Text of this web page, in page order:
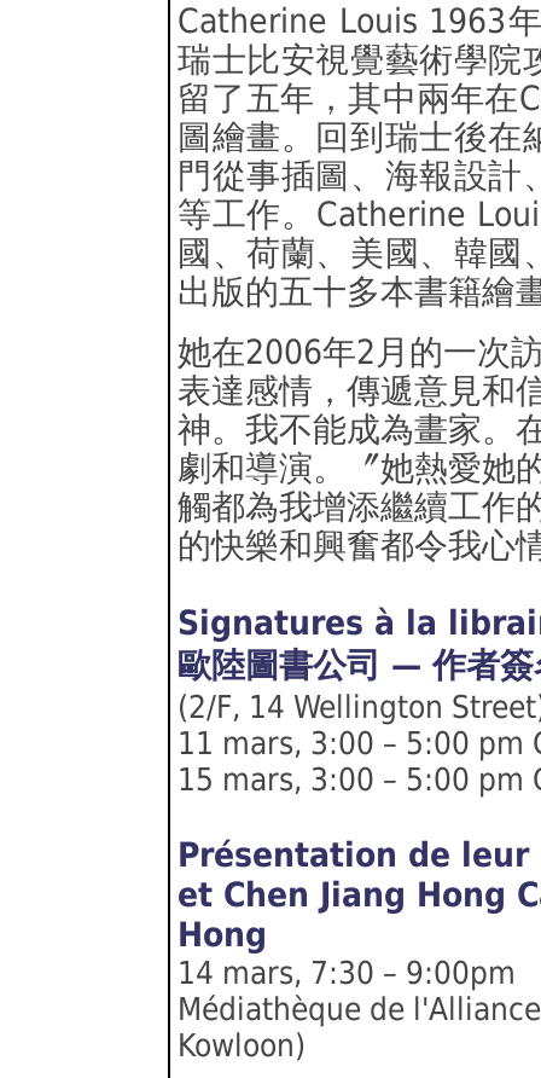
Catherine Louis 1963
瑞士比安視覺藝術學院
留了五年，其中兩年在
圖繪畫。回到瑞士後在
門從事插圖、海報設計
等工作。Catherine
國、荷蘭、美國、韓國
出版的五十多本書籍繪
她在2006年2月的一次
表達感情，傳遞意見和
神。我不能成為畫家。
劇和導演。〞她熱愛她
觸都為我增添繼續工作
的快樂和興奮都令我心
Signatures à la
歐陸圖書公司 — 作者簽
(2/F, 14 Wellington
11 mars, 3:00 – 5:00 pm
15 mars, 3:00 – 5:00 pm
Présentation de
et Chen Jiang Hong
Hong
14 mars, 7:30 – 9:00pm
Médiathèque de
Kowloon)